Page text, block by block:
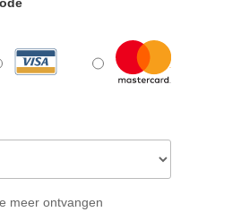
meer ontvangen